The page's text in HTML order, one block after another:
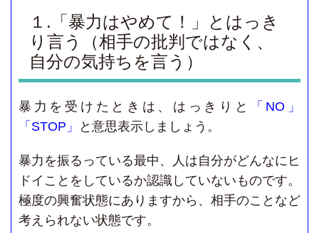
１.「暴力はやめて！」とはっき
り言う（相手の批判ではなく、
自分の気持ちを言う）
暴力を受けたときは、はっきりと
「NO」
「STOP」
と意思表示しましょう。
暴力を振るっている最中、人は自分がどんなにヒ
ドイことをしているか認識していないものです。
極度の興奮状態にありますから、相手のことなど
考えられない状態です。